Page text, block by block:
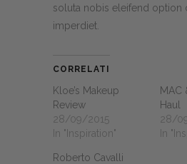
soluta nobis eleifend option
imperdiet.
CORRELATI
Kloe’s Makeup
Review
28/09/2015
In "Inspiration"
MAC
Haul
28/
In
Roberto Cavalli